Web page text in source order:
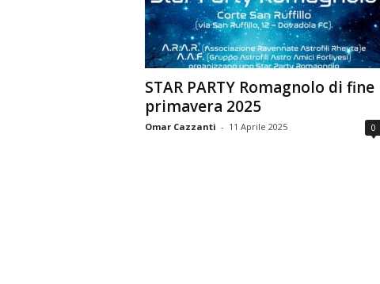
n
o
m
i
a
STAR PARTY Romagnolo di fine
primavera 2025
Omar Cazzanti - 11 Aprile 2025 0